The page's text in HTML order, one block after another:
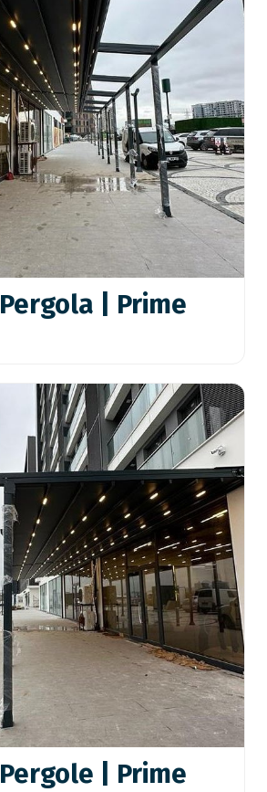
| Prime
| Prime